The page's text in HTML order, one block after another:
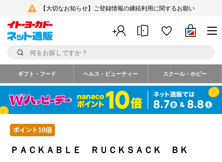
【大切なお知らせ】ご登録情報の継続利用に関するお願い
ギフト・フード ヘルス・ビューティー スクール・ホビー
ＰＡＣＫＡＢＬＥ ＲＵＣＫＳＡＣＫ ＢＫ